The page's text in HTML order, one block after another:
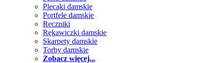
Plecaki damskie
Portfele damskie
Ręczniki
Rękawiczki damskie
Skarpety damskie
Torby damskie
Zobacz więcej...